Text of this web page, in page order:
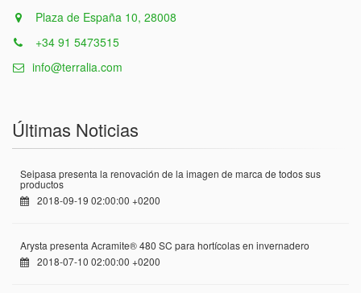
Plaza de España 10, 28008
+34 91 5473515
info@terralia.com
Últimas Noticias
Seipasa presenta la renovación de la imagen de marca de todos sus
productos
2018-09-19 02:00:00 +0200
Arysta presenta Acramite® 480 SC para hortícolas en invernadero
2018-07-10 02:00:00 +0200